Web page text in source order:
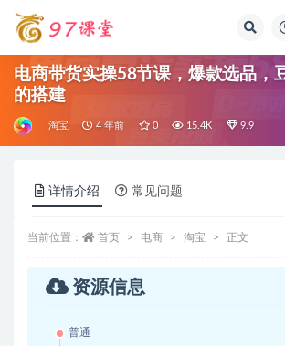
电商带货实操58节课，爆款选品，
的搭建
淘宝 4 年前 0 15.4K 9.9
详情介绍 常见问题
当前位置： 首页 电商 淘宝 正文
资源信息
普通